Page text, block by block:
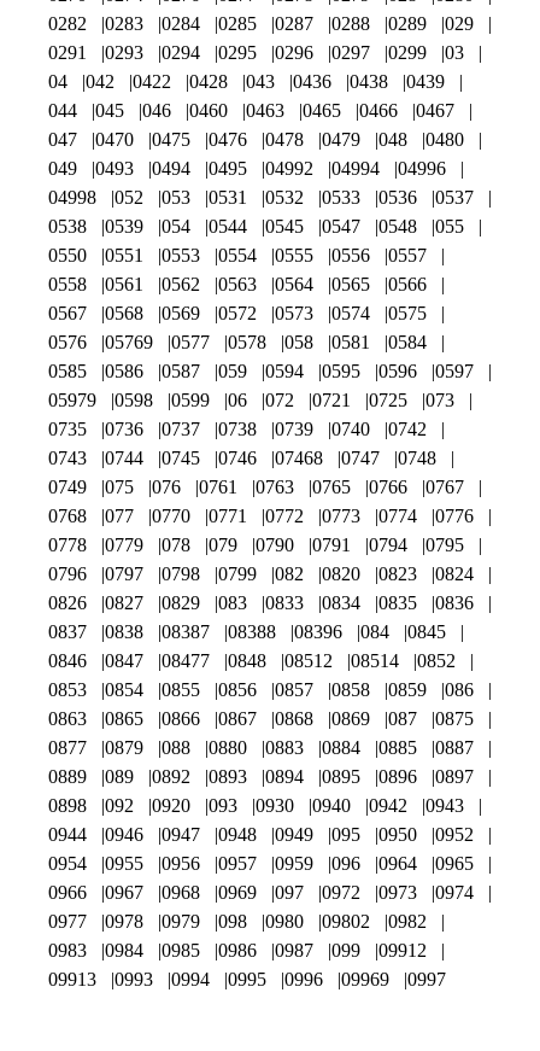
0282
0283 0284 0285 0287 0288 0289
029
0291
0293 0294 0295 0296 0297 0299
03
04
042 0422 0428 043 0436 0438
0439
044
045 046 0460 0463 0465 0466
0467
047
0470 0475 0476 0478 0479 048
0480
049
0493 0494 0495 04992 04994
04996
04998
052 053 0531 0532 0533 0536
0537
0538
0539 054 0544 0545 0547 0548
055
0550
0551 0553 0554 0555 0556
0557
0558
0561 0562 0563 0564 0565
0566
0567
0568 0569 0572 0573 0574
0575
0576
05769 0577 0578 058 0581
0584
0585
0586 0587 059 0594 0595 0596
0597
05979
0598 0599 06 072 0721 0725
073
0735
0736 0737 0738 0739 0740
0742
0743
0744 0745 0746 07468 0747
0748
0749
075 076 0761 0763 0765 0766
0767
0768
077 0770 0771 0772 0773 0774
0776
0778
0779 078 079 0790 0791 0794
0795
0796
0797 0798 0799 082 0820 0823
0824
0826
0827 0829 083 0833 0834 0835
0836
0837
0838 08387 08388 08396 084
0845
0846
0847 08477 0848 08512 08514
0852
0853
0854 0855 0856 0857 0858 0859
086
0863
0865 0866 0867 0868 0869 087
0875
0877
0879 088 0880 0883 0884 0885
0887
0889
089 0892 0893 0894 0895 0896
0897
0898
092 0920 093 0930 0940 0942
0943
0944
0946 0947 0948 0949 095 0950
0952
0954
0955 0956 0957 0959 096 0964
0965
0966
0967 0968 0969 097 0972 0973
0974
0977
0978 0979 098 0980 09802
0982
0983
0984 0985 0986 0987 099
09912
09913
0993 0994 0995 0996 09969 0997